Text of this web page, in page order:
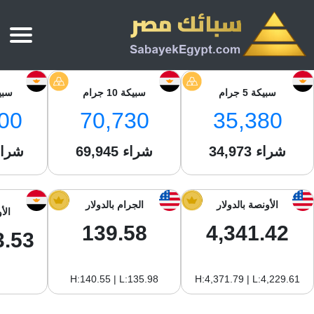
الرئيسية
أسعار الذهب اليوم
سعر أونصة الذهب
سعر الذهب عيار 24
سعر الذهب عيار 21
سعر جنيه الذهب
سبائك الذهب
سبائك الذهب
بي تي سي
جولد ايرا
سام
ام بي جولد
أسعار الفضة اليوم
سبائك الفضة
تقارير
سبيكة 5 جرام
35,380
34,973 شراء
سبيكة 10 جرام
70,730
69,945 شراء
الأونصة بالدولار
4,341.42
H:4,371.79 | L:4,229.61
الجرام بالدولار
139.58
H:140.55 | L:135.98